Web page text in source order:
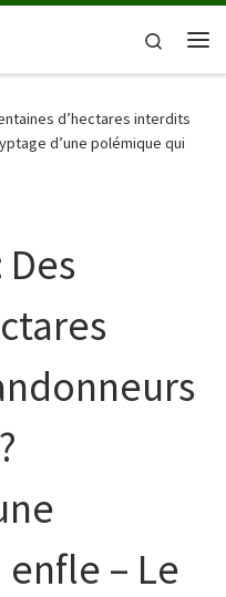
Search
d’hectares interdits
d’une polémique qui
– Le